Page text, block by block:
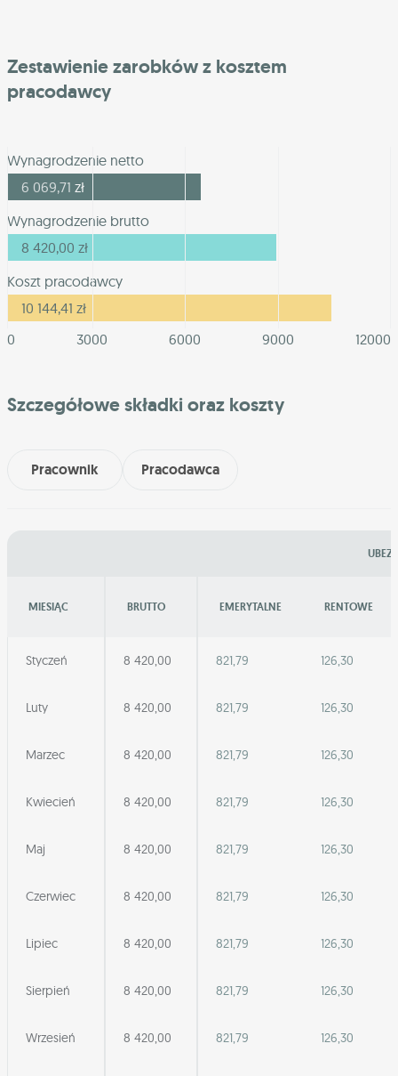
Zestawienie zarobków z kosztem
pracodawcy
Wynagrodzenie netto
6 069,71 zł
Wynagrodzenie brutto
8 420,00 zł
Koszt pracodawcy
10 144,41 zł
0
3000 6000 9000 12000
Szczegółowe składki oraz koszty
Pracownik Pracodawca
MIESIĄC BRUTTO EMERYTALNE RENTOWE
Styczeń 8 420,00 821,79 126,30
Luty 8 420,00 821,79 126,30
Marzec 8 420,00 821,79 126,30
Kwiecień 8 420,00 821,79 126,30
Maj 8 420,00 821,79 126,30
Czerwiec 8 420,00 821,79 126,30
Lipiec 8 420,00 821,79 126,30
Sierpień 8 420,00 821,79 126,30
Wrzesień 8 420,00 821,79 126,30